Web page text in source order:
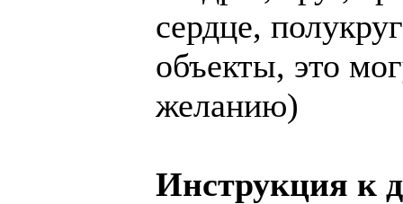
сердце,
объекты, это
желанию)
Инструкция к